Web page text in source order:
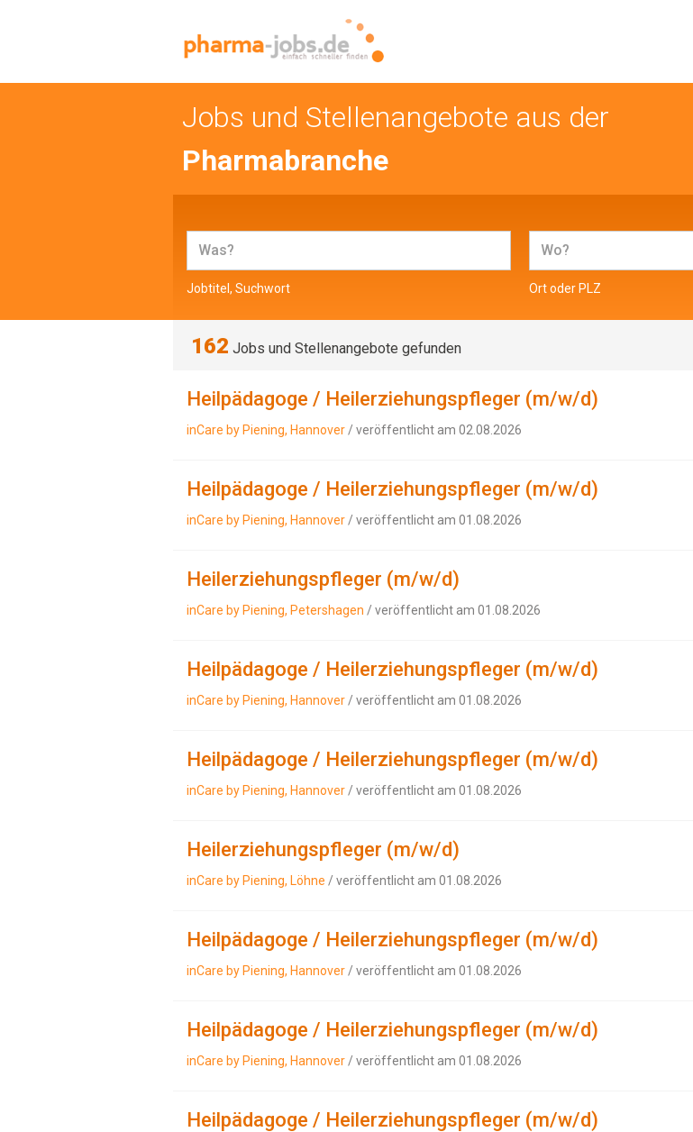
Jobs und Stellenangebote aus der
Pharmabranche
Jobtitel, Suchwort Ort oder PLZ
162 Jobs und Stellenangebote gefunden
Heilpädagoge / Heilerziehungspfleger (m/w/d)
inCare by Piening, Hannover / veröffentlicht am 02.08.2026
Heilpädagoge / Heilerziehungspfleger (m/w/d)
inCare by Piening, Hannover / veröffentlicht am 01.08.2026
Heilerziehungspfleger (m/w/d)
inCare by Piening, Petershagen / veröffentlicht am 01.08.2026
Heilpädagoge / Heilerziehungspfleger (m/w/d)
inCare by Piening, Hannover / veröffentlicht am 01.08.2026
Heilpädagoge / Heilerziehungspfleger (m/w/d)
inCare by Piening, Hannover / veröffentlicht am 01.08.2026
Heilerziehungspfleger (m/w/d)
inCare by Piening, Löhne / veröffentlicht am 01.08.2026
Heilpädagoge / Heilerziehungspfleger (m/w/d)
inCare by Piening, Hannover / veröffentlicht am 01.08.2026
Heilpädagoge / Heilerziehungspfleger (m/w/d)
inCare by Piening, Hannover / veröffentlicht am 01.08.2026
Heilpädagoge / Heilerziehungspfleger (m/w/d)